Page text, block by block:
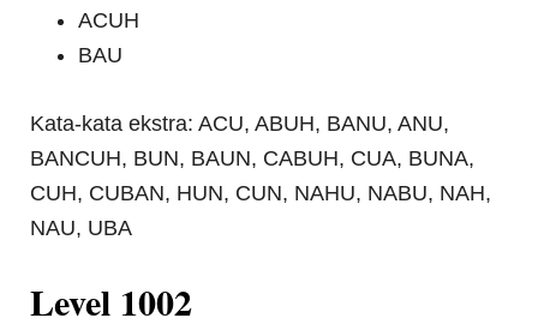
ACUH
BAU
Kata-kata ekstra: ACU, ABUH, BANU, ANU,
BANCUH, BUN, BAUN, CABUH, CUA, BUNA,
CUH, CUBAN, HUN, CUN, NAHU, NABU, NAH,
NAU, UBA
Level 1002